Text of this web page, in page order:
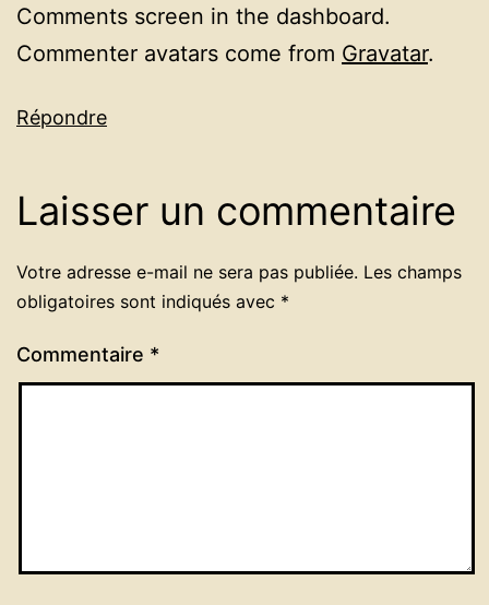
Comments screen in the dashboard.
Commenter avatars come from Gravatar.
Répondre
Laisser un commentaire
Votre adresse e-mail ne sera pas publiée. Les champs
obligatoires sont indiqués avec *
Commentaire *